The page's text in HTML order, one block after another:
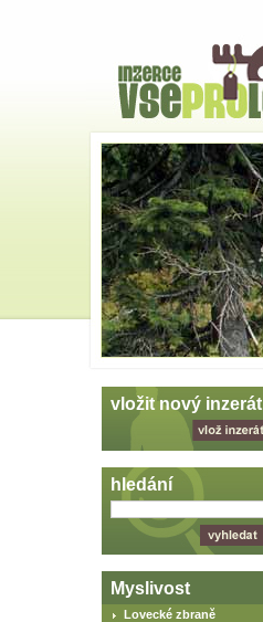
vložit nový inzerát
vlož
hledání
Myslivost
Lovecké zbraně
strana
Skoč